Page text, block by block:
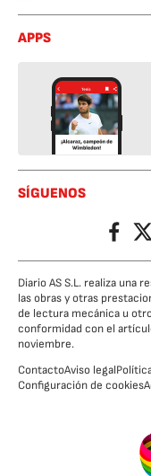
APPS
SÍGUENOS
Facebook
Diario AS S.L. realiza una
las obras y otras
de lectura mecánica u
conformidad con el
noviembre.
ContactoAviso legal
Configuración de cookies